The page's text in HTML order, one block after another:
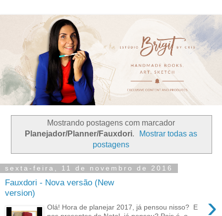
Mostrando postagens com marcador
Planejador/Planner/Fauxdori.
Mostrar todas as
postagens
sexta-feira, 11 de novembro de 2016
Fauxdori - Nova versão (New
version)
›
Olá! Hora de planejar 2017, já pensou nisso? E